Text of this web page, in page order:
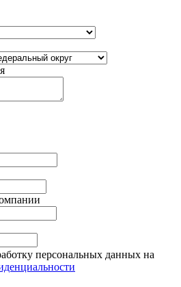
персональных данных на